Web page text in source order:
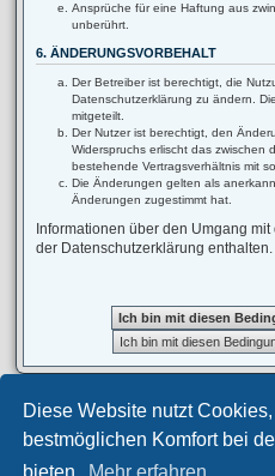
Diese Website nutzt
bestmöglichen Komfort bei
Ansprüche für eine Haftung aus
unberührt.
6. ÄNDERUNGSVORBEHALT
Der Betreiber ist berechtigt, die
Datenschutzerklärung zu ändern.
mitgeteilt.
Der Nutzer ist berechtigt, den
Widerspruchs erlischt das zwischen
bestehende Vertragsverhältnis mit
Die Änderungen gelten als
Änderungen zugestimmt hat.
Informationen über den Umgang
der Datenschutzerklärung enthalten.
Foren-Übersicht